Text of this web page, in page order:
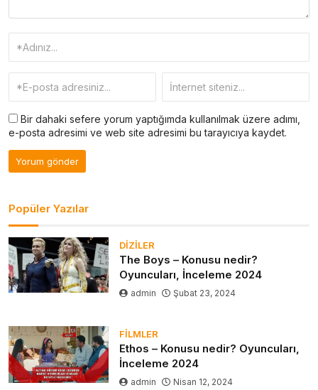
Bir dahaki sefere yorum yaptığımda kullanılmak üzere adımı,
e-posta adresimi ve web site adresimi bu tarayıcıya kaydet.
Popüler Yazılar
DIZILER
The Boys – Konusu nedir?
Oyuncuları, İnceleme 2024
admin Şubat 23, 2024
FILMLER
Ethos – Konusu nedir? Oyuncuları,
İnceleme 2024
admin Nisan 12, 2024